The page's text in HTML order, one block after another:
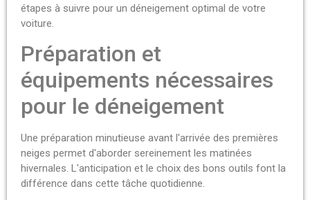
étapes à suivre pour un déneigement optimal de votre
voiture.
Préparation et
équipements nécessaires
pour le déneigement
Une préparation minutieuse avant l'arrivée des premières
neiges permet d'aborder sereinement les matinées
hivernales. L'anticipation et le choix des bons outils font la
différence dans cette tâche quotidienne.